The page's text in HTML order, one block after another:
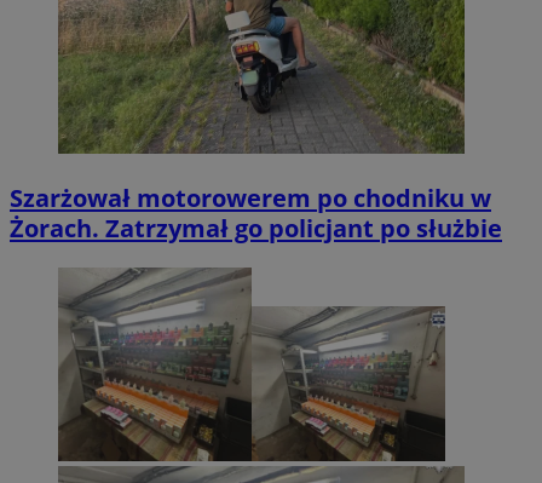
Szarżował motorowerem po chodniku w
Żorach. Zatrzymał go policjant po służbie